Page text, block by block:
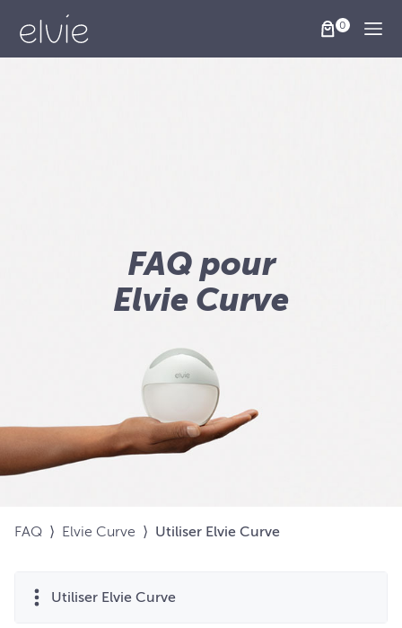
FAQ pour
Elvie Curve
FAQ ⟩ Elvie Curve ⟩ Utiliser Elvie Curve
Utiliser Elvie Curve